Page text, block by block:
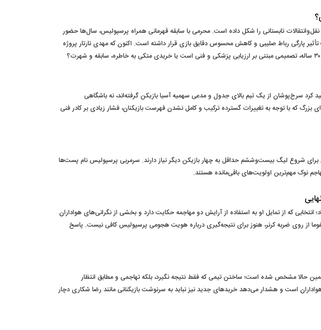
تابستانی را شکل داده است. محرمی با سابقه قهرمانی همراه پرسپولیس، سال‌ها حضور
تأثیر پارگی رباط صلیبی و کاهش محسوس دقایق بازی قرار داشته است. اکنون که مهدی تارتار پروژه
کرد سرخ‌پوشان از یک تیم بالای جدول و مدعی سهمیه آسیا بازیکن گرفته‌اند، نه باشگاهی
که با توجه به تغییرات گسترده ترکیب و کامل نشدن فهرست بازیکنان، فشار زیادی بر کادر فنی
شروع لیگ بیست‌وششم حداقل به چهار بازیکن دیگر نیاز دارند. سرمربی پرسپولیس نام پست‌ها
نوک مهم‌ترین اولویت‌های باقی‌مانده هستند.
که از تمایل او به استفاده از آرایش دو مهاجمه حکایت دارد و بخشی از نگرانی‌های هواداران
از روی ضربه کرنر، هنوز برای نتیجه‌گیری درباره هویت هجومی پرسپولیس کافی نیست. پاسخ
حالا مشخص شده است؛ ساختن تیمی که فقط نتیجه نگیرد، بلکه تهاجمی و مطابق انتظار
است و هشدار می‌دهد خریدهای جدید نیز نباید به سرنوشت بازیکنانی مانند رضا شکاری دچار